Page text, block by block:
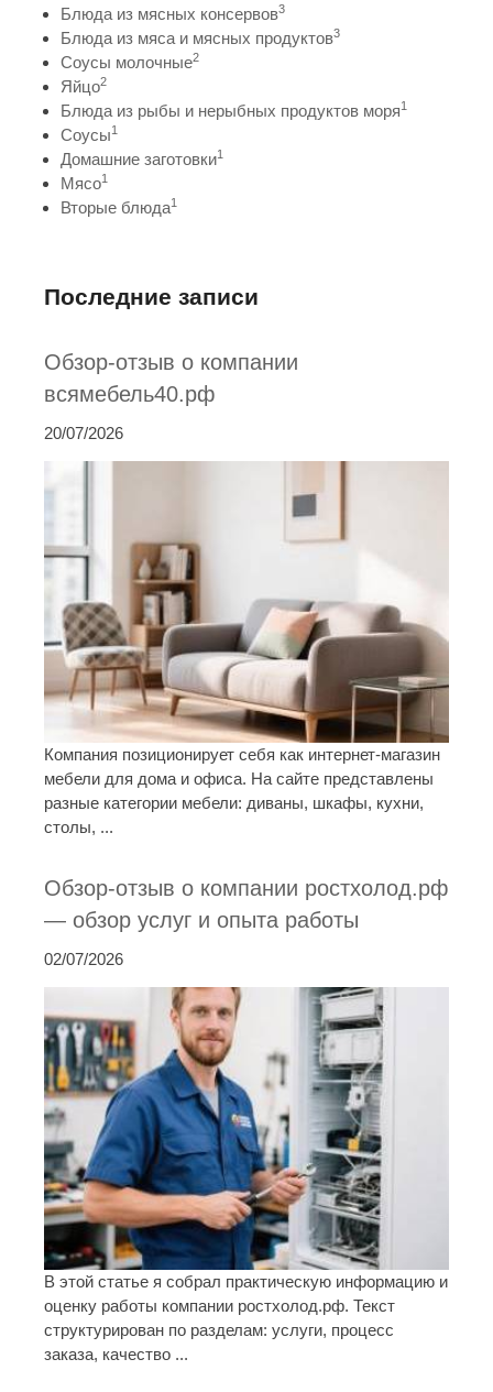
Блюда из мясных консервов3
Блюда из мяса и мясных продуктов3
Соусы молочные2
Яйцо2
Блюда из рыбы и нерыбных продуктов моря1
Соусы1
Домашние заготовки1
Мясо1
Вторые блюда1
Последние записи
Обзор-отзыв о компании
всямебель40.рф
20/07/2026
Компания позиционирует себя как интернет-магазин
мебели для дома и офиса. На сайте представлены
разные категории мебели: диваны, шкафы, кухни,
столы, ...
Обзор-отзыв о компании ростхолод.рф
— обзор услуг и опыта работы
02/07/2026
В этой статье я собрал практическую информацию и
оценку работы компании ростхолод.рф. Текст
структурирован по разделам: услуги, процесс
заказа, качество ...